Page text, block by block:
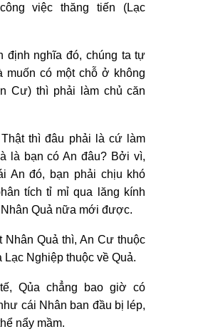
việc thăng tiến (Lạc
định nghĩa đó, chúng ta tự
muốn có một chỗ ở không
Cư) thì phải làm chủ căn
thì đâu phải là cứ làm
là bạn có An đâu? Bởi vì,
An đó, bạn phải chịu khó
tích tỉ mỉ qua lăng kính
Quả nữa mới được.
Nhân Quả thì, An Cư thuộc
Lạc Nghiệp thuộc về Quả.
Qủa chẳng bao giờ có
cái Nhân ban đầu bị lép,
nẩy mầm.